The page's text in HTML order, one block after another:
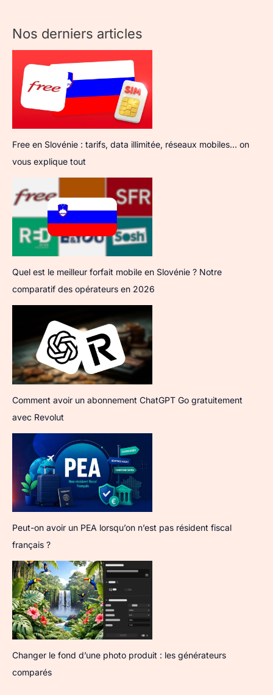
Nos derniers articles
Free en Slovénie : tarifs, data illimitée, réseaux mobiles… on
vous explique tout
Quel est le meilleur forfait mobile en Slovénie ? Notre
comparatif des opérateurs en 2026
Comment avoir un abonnement ChatGPT Go gratuitement
avec Revolut
Peut-on avoir un PEA lorsqu’on n’est pas résident fiscal
français ?
Changer le fond d’une photo produit : les générateurs
comparés